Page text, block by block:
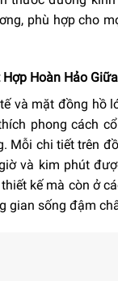
phù hợp cho
Hoàn Hảo
và mặt đồng hồ
phong cách
Mỗi chi tiết trên
và kim phút
kế mà còn ở
gian sống đậm